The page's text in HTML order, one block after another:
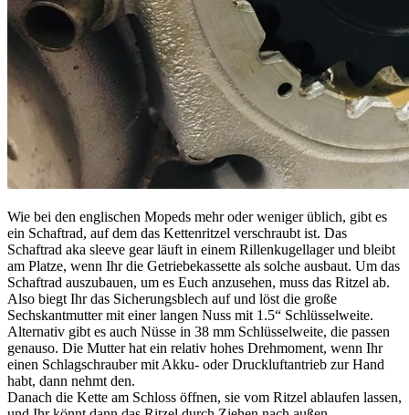
Wie bei den englischen Mopeds mehr oder weniger üblich, gibt es
ein Schaftrad, auf dem das Kettenritzel verschraubt ist. Das
Schaftrad aka sleeve gear läuft in einem Rillenkugellager und bleibt
am Platze, wenn Ihr die Getriebekassette als solche ausbaut. Um das
Schaftrad auszubauen, um es Euch anzusehen, muss das Ritzel ab.
Also biegt Ihr das Sicherungsblech auf und löst die große
Sechskantmutter mit einer langen Nuss mit 1.5“ Schlüsselweite.
Alternativ gibt es auch Nüsse in 38 mm Schlüsselweite, die passen
genauso. Die Mutter hat ein relativ hohes Drehmoment, wenn Ihr
einen Schlagschrauber mit Akku- oder Druckluftantrieb zur Hand
habt, dann nehmt den.
Danach die Kette am Schloss öffnen, sie vom Ritzel ablaufen lassen,